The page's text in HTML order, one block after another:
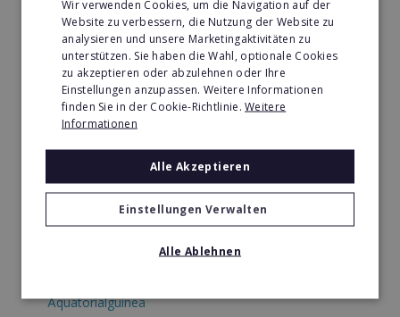
Kaffee & Café Franchise in Äquatorialguinea
Tier- & Zoobedarf Franchise in Äquatorialguinea
Immobilien Franchise in Äquatorialguinea
Kinder & Erziehung Franchise in Äquatorialguinea
Kosmetik Franchise in Äquatorialguinea
Lebensmittel Franchise in Äquatorialguinea
Medien & Werbung Franchise in Äquatorialguinea
Möbel & Einrichtung Franchise in Äquatorialguinea
Äquatorialguinea
Wir verwenden Cookies, um die Navigation auf der
Website zu verbessern, die Nutzung der Website zu
analysieren und unsere Marketingaktivitäten zu
unterstützen. Sie haben die Wahl, optionale Cookies
zu akzeptieren oder abzulehnen oder Ihre
Einstellungen anzupassen. Weitere Informationen
finden Sie in der Cookie-Richtlinie.Weitere
Informationen
Alle Akzeptieren
Einstellungen Verwalten
Alle Ablehnen